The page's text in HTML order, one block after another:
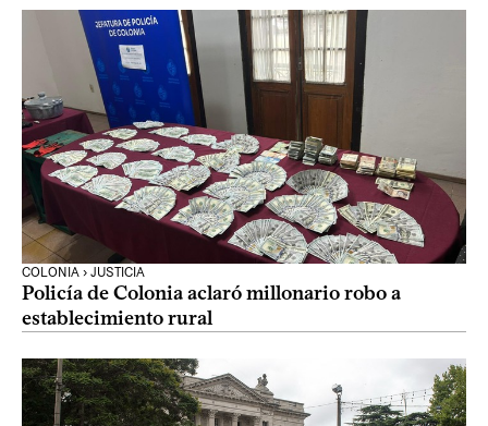
COLONIA › JUSTICIA
Policía de Colonia aclaró millonario robo a
establecimiento rural